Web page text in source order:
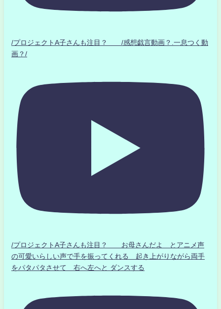
/プロジェクトA子さんも注目？ /感想戯言動画？.一息つく動
画？/
/プロジェクトA子さんも注目？ お母さんだよ とアニメ声
の可愛いらしい声で手を振ってくれる 起き上がりながら両手
をパタパタさせて 右へ左へと ダンスする